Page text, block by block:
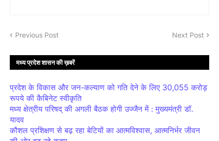
Previous Post Next Post
मध्य प्रदेश शासन की ख़बरें
प्रदेश के विकास और जन-कल्याण को गति देने के लिए 30,055 करोड़
रूपये की कैबिनेट स्वीकृति
मध्य क्षेत्रीय परिषद् की अगली बैठक होगी उज्जैन में : मुख्यमंत्री डॉ.
यादव
कौशल प्रशिक्षण से बढ़ रहा बेटियों का आत्मविश्वास, आत्मनिर्भर जीवन